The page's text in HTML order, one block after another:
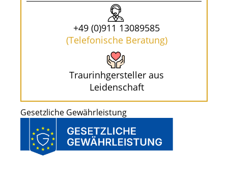
+49 (0)911 13089585
(Telefonische Beratung)
Traurinhgersteller aus
Leidenschaft
Gesetzliche Gewährleistung